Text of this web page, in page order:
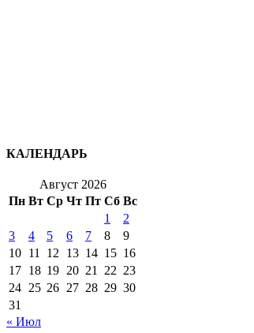
КАЛЕНДАРЬ
Август 2026
Пн Вт Ср Чт Пт Сб Вс
1
2
3
4 5 6 7 8
9
10 11 12 13 14 15 16
17 18 19 20 21 22 23
24 25 26 27 28 29 30
31
« Июл